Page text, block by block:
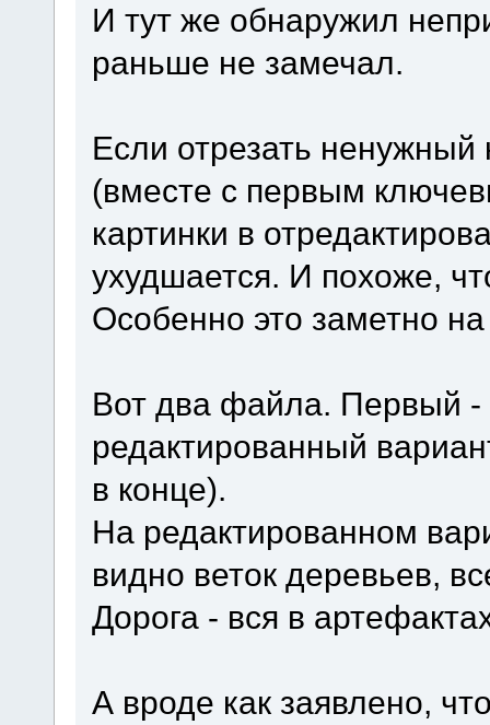
И тут же обнаружил
раньше не замечал.
Если отрезать
(вместе с первым
картинки в
ухудшается. И похоже,
Особенно это заметно
Вот два файла. Первый -
редактированный
в конце).
На редактированном
видно веток деревьев,
Дорога - вся в
А вроде как заявлено,